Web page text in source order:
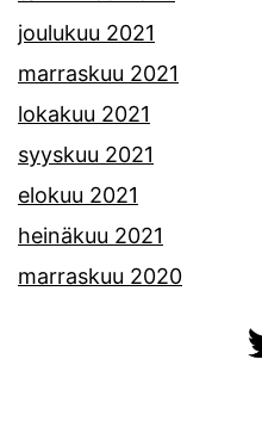
joulukuu 2021
marraskuu 2021
lokakuu 2021
syyskuu 2021
elokuu 2021
heinäkuu 2021
marraskuu 2020